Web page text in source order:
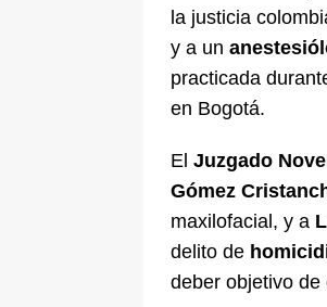
la justicia
y a un
practicada
en Bogotá.
El Juzgado
Gómez
maxilofacial, y a
delito de
deber objetivo